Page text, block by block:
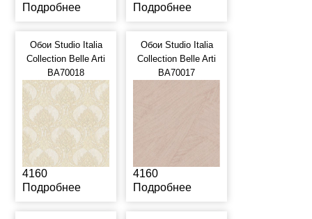
Подробнее
Подробнее
Обои Studio Italia
Collection Belle Arti
BA70018
4160
Подробнее
Обои Studio Italia
Collection Belle Arti
BA70017
4160
Подробнее